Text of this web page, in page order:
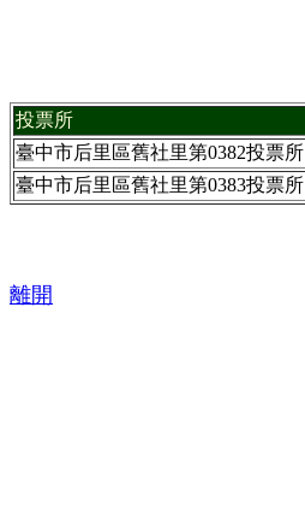
投票所
臺中市后里區舊社里第0382投票所
臺中市后里區舊社里第0383投票所
離開